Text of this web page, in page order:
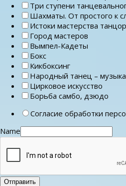
Три ступени
Шахматы. От простого к
Истоки мастерства
Город мастеров
Вымпел-Кадеты
Бокс
Кикбоксинг
Народный танец –
Цирковое искусство
Борьба самбо, дзюдо
Согласие обработки
Name
Отправить